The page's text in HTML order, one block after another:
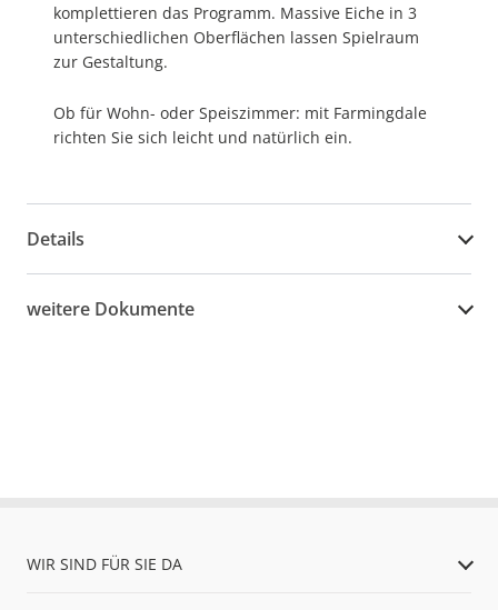
komplettieren das Programm. Massive Eiche in 3
unterschiedlichen Oberflächen lassen Spielraum
zur Gestaltung.
Ob für Wohn- oder Speiszimmer: mit Farmingdale
richten Sie sich leicht und natürlich ein.
Details
weitere Dokumente
WIR SIND FÜR SIE DA